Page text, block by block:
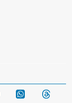
Telegram WhatsApp